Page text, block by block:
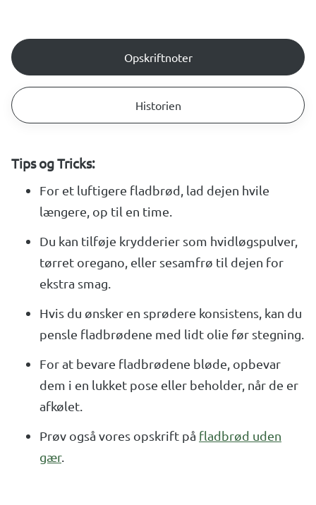
Opskriftnoter
Historien
Tips og Tricks:
For et luftigere fladbrød, lad dejen hvile
længere, op til en time.
Du kan tilføje krydderier som hvidløgspulver,
tørret oregano, eller sesamfrø til dejen for
ekstra smag.
Hvis du ønsker en sprødere konsistens, kan du
pensle fladbrødene med lidt olie før stegning.
For at bevare fladbrødene bløde, opbevar
dem i en lukket pose eller beholder, når de er
afkølet.
Prøv også vores opskrift på fladbrød uden
gær.